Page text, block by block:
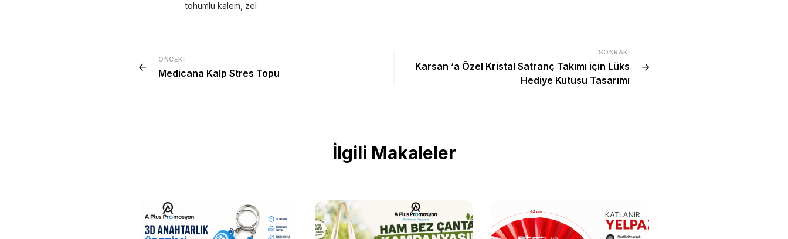
tohumlu kalem zel
ÖNCEKI
Medicana Kalp Stres Topu
SONRAKI
Karsan ‘a Özel Kristal Satranç Takımı için Lüks
Hediye Kutusu Tasarımı
İlgili Makaleler